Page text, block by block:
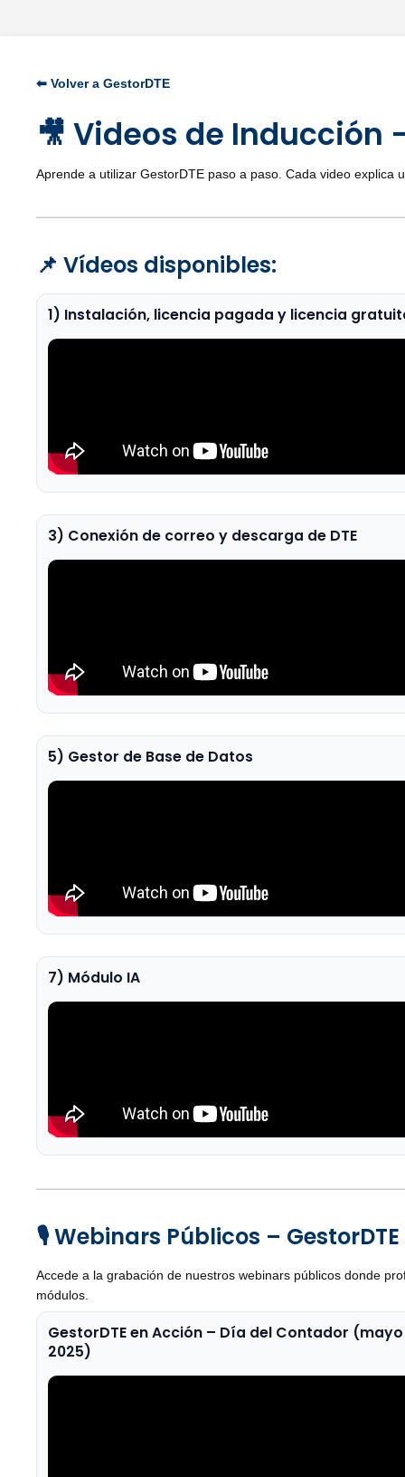
⬅ Volver a GestorDTE
🎥 Videos de Inducción
Aprende a utilizar GestorDTE paso a paso. Cada video explica
📌 Vídeos disponibles:
1) Instalación, licencia pagada y licencia
3) Conexión de correo y descarga de DTE
5) Gestor de Base de Datos
7) Módulo IA
🎙 Webinars Públicos – GestorDTE
Accede a la grabación de nuestros webinars públicos donde
módulos.
GestorDTE en Acción – Día del Contador (mayo
2025)